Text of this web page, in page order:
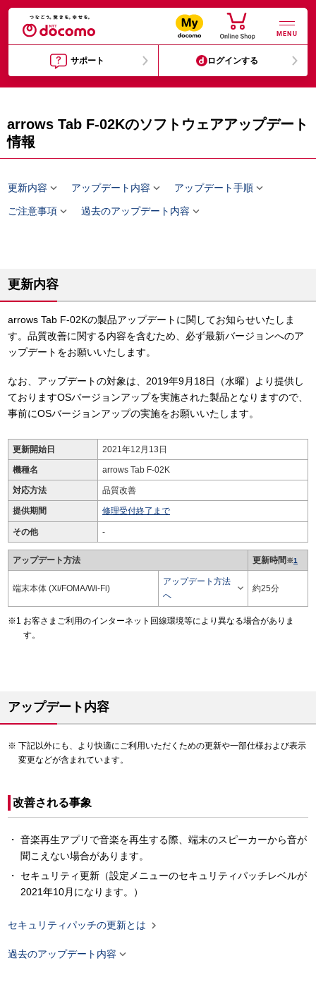
MENU
サポート ログインする
arrows Tab F-02Kのソフトウェアアップデート
情報
更新内容  アップデート内容  アップデート手順
ご注意事項 過去のアップデート内容 
更新内容
arrows Tab F-02Kの製品アップデートに関してお知らせいたしま
す。品質改善に関する内容を含むため、必ず最新バージョンへのア
ップデートをお願いいたします。
なお、アップデートの対象は、2019年9月18日（水曜）より提供し
ておりますOSバージョンアップを実施された製品となりますので、
事前にOSバージョンアップの実施をお願いいたします。
更新開始日 2021年12月13日
機種名 arrows Tab F-02K
対応方法 品質改善
提供期間 修理受付終了まで
その他 -
アップデート方法 更新時間※1
端末本体 (Xi/FOMA/Wi-Fi)
アップデート方法
へ
 約25分
お客さまご利用のインターネット回線環境等により異なる場合がありま
す。
アップデート内容
下記以外にも、より快適にご利用いただくための更新や一部仕様および表示
変更などが含まれています。
改善される事象
音楽再生アプリで音楽を再生する際、端末のスピーカーから音が
聞こえない場合があります。
セキュリティ更新（設定メニューのセキュリティパッチレベルが
2021年10月になります。）
セキュリティパッチの更新とは 
過去のアップデート内容 